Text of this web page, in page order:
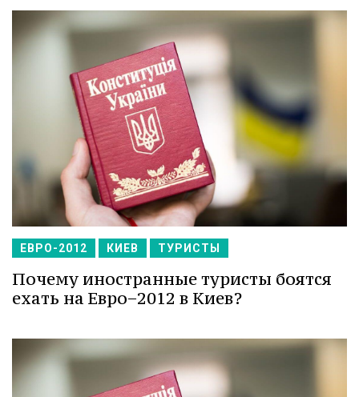
ЕВРО-2012 КИЕВ ТУРИСТЫ
Почему иностранные туристы боятся
ехать на Евро−2012 в Киев?